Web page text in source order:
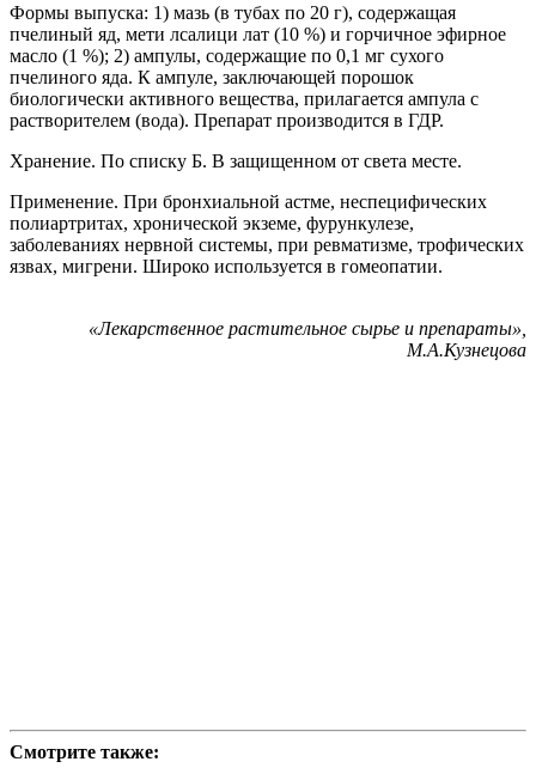
Формы выпуска: 1) мазь (в тубах по 20 г), содержащая
пчелиный яд, мети лсалици лат (10 %) и горчичное эфирное
масло (1 %); 2) ампулы, содержащие по 0,1 мг сухого
пчелиного яда. К ампуле, заключающей порошок
биологически активного вещества, прилагается ампула с
растворителем (вода). Препарат производится в ГДР.
Хранение. По списку Б. В защищенном от света месте.
Применение. При бронхиальной астме, неспецифических
полиартритах, хронической экземе, фурункулезе,
заболеваниях нервной системы, при ревматизме, трофических
язвах, мигрени. Широко используется в гомеопатии.
«Лекарственное растительное сырье и препараты»,
М.А.Кузнецова
Смотрите также: